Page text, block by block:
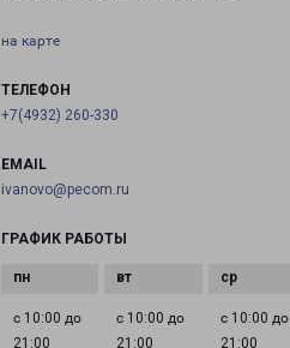
на карте
ТЕЛЕФОН
+7(4932) 260-330
EMAIL
ivanovo@pecom.ru
ГРАФИК РАБОТЫ
с 10:00 до
21:00
с 10:00 до
21:00
с 10:00 до
21:00